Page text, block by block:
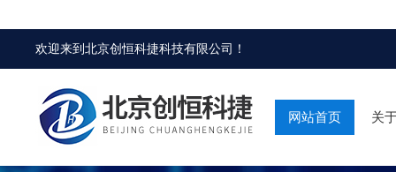
欢迎来到北京创恒科捷科技有限公司 ！
网站首页 关